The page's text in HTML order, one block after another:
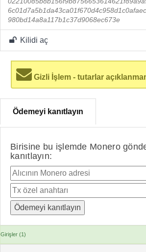
980bd14a8a117b1c37d9068ec673e
Kilidi aç
Gizli İşlem - tutarlar
Ödemeyi kanıtlayın
Birisine bu işlemde Monero
kanıtlayın:
Girişler (1)